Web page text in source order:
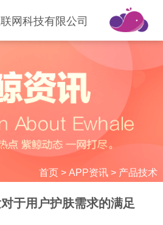
网科技有限公司
首页> APP资讯> 产品技术
于用户护肤需求的满足